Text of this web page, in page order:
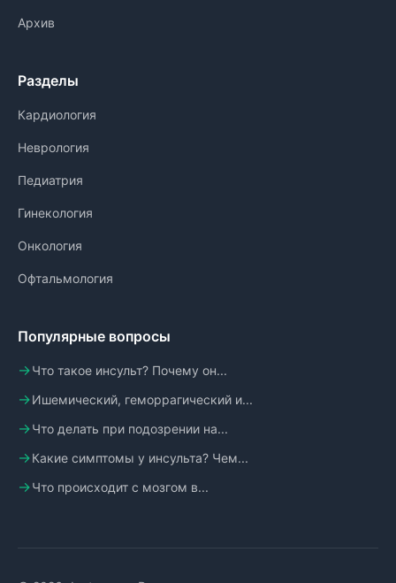
Архив
Разделы
Кардиология
Неврология
Педиатрия
Гинекология
Онкология
Офтальмология
Популярные вопросы
Что такое инсульт? Почему он...
Ишемический, геморрагический и...
Что делать при подозрении на...
Какие симптомы у инсульта? Чем...
Что происходит с мозгом в...